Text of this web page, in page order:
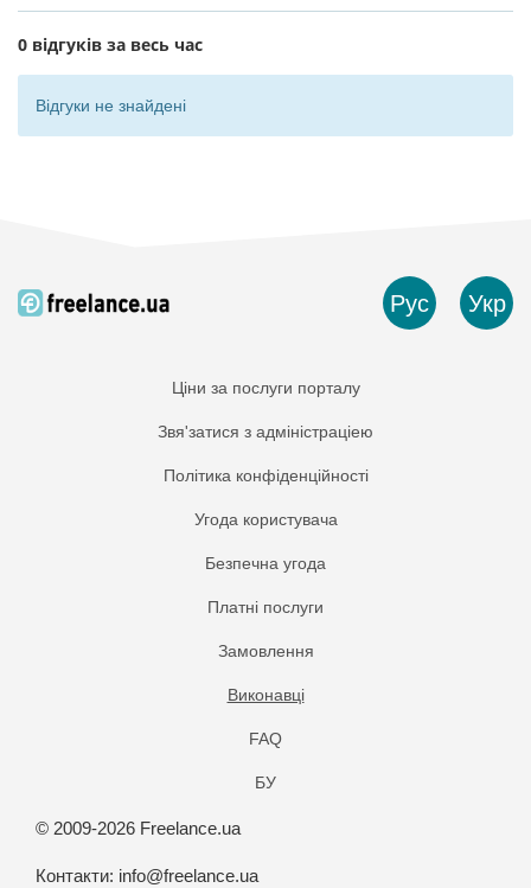
0 відгуків за весь час
Відгуки не знайдені
Рус Укр
Ціни за послуги порталу
Звя'затися з адміністраціею
Політика конфіденційності
Угода користувача
Безпечна угода
Платнi послуги
Замовлення
Виконавці
FAQ
БУ
© 2009-2026 Freelance.ua
Контакти: info@freelance.ua